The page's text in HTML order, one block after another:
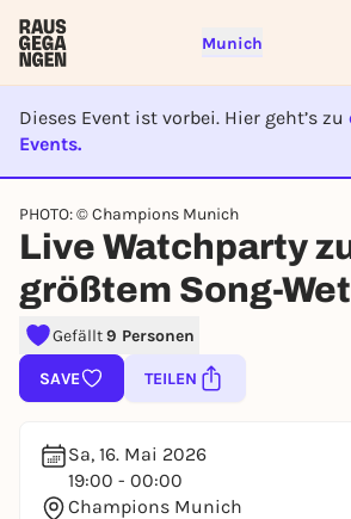
Munich
Dieses Event ist vorbei. Hier geht’s zu
Events.
EVENT IST
PHOTO: © Champions Munich
Live Watchparty
größtem Song-
Gefällt9 Personen
SAVE TEILEN
Sa, 16. Mai 2026
19:00 - 00:00
Champions Munich
right away
To like events, follow pages, or
lotteries, you need a free
REGISTER FOR FREE
You already have an account?